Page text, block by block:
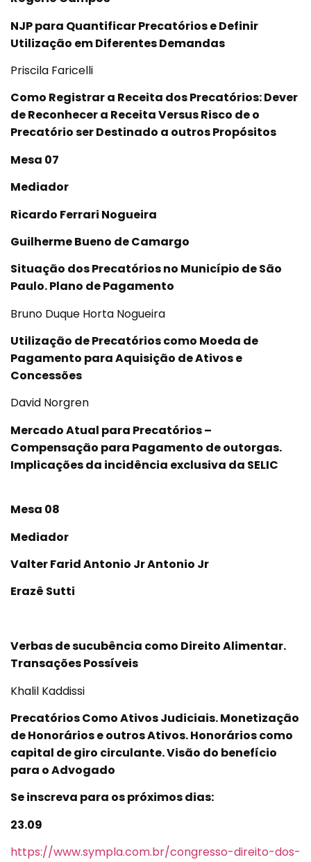
NJP para Quantificar Precatórios e Definir
Utilização em Diferentes Demandas
Priscila Faricelli
Como Registrar a Receita dos Precatórios: Dever
de Reconhecer a Receita Versus Risco de o
Precatório ser Destinado a outros Propósitos
Mesa 07
Mediador
Ricardo Ferrari Nogueira
Guilherme Bueno de Camargo
Situação dos Precatórios no Município de São
Paulo. Plano de Pagamento
Bruno Duque Horta Nogueira
Utilização de Precatórios como Moeda de
Pagamento para Aquisição de Ativos e
Concessões
David Norgren
Mercado Atual para Precatórios –
Compensação para Pagamento de outorgas.
Implicações da incidência exclusiva da SELIC
Mesa 08
Mediador
Valter Farid Antonio Jr Antonio Jr
Erazê Sutti
Verbas de sucubência como Direito Alimentar.
Transações Possíveis
Khalil Kaddissi
Precatórios Como Ativos Judiciais. Monetização
de Honorários e outros Ativos. Honorários como
capital de giro circulante. Visão do benefício
para o Advogado
Se inscreva para os próximos dias:
23.09
https://www.sympla.com.br/congresso-direito-dos-